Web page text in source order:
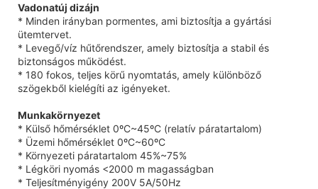
Vadonatúj dizájn
* Minden irányban pormentes, ami biztosítja a gyártási
ütemtervet.
* Levegő/víz hűtőrendszer, amely biztosítja a stabil és
biztonságos működést.
* 180 fokos, teljes körű nyomtatás, amely különböző
szögekből kielégíti az igényeket.
Munkakörnyezet
* Külső hőmérséklet 0ºC~45ºC (relatív páratartalom)
* Üzemi hőmérséklet 0ºC~60ºC
* Környezeti páratartalom 45%~75%
* Légköri nyomás <2000 m magasságban
* Teljesítményigény 200V 5A/50Hz